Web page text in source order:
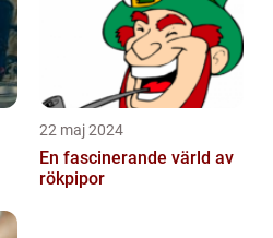
22 maj 2024
En fascinerande värld av
rökpipor